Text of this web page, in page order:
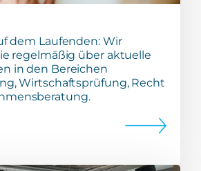
dem Laufenden: Wir
regelmäßig über aktuelle
in den Bereichen
Wirtschaftsprüfung, Recht